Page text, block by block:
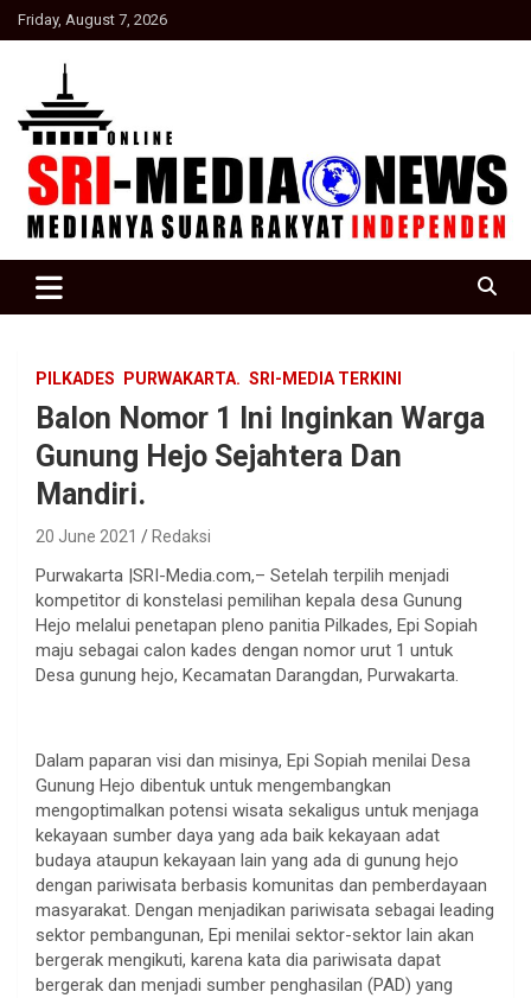
Skip
to
Friday, August 7, 2026
SRI Media news
PILKADES PURWAKARTA. SRI-MEDIA TERKINI
Balon Nomor 1 Ini Inginkan Warga
Gunung Hejo Sejahtera Dan
Mandiri.
20 June 2021 Redaksi
Purwakarta |SRI-Media.com,– Setelah terpilih menjadi
kompetitor di konstelasi pemilihan kepala desa Gunung
Hejo melalui penetapan pleno panitia Pilkades, Epi Sopiah
maju sebagai calon kades dengan nomor urut 1 untuk
Desa gunung hejo, Kecamatan Darangdan, Purwakarta.
Dalam paparan visi dan misinya, Epi Sopiah menilai Desa
Gunung Hejo dibentuk untuk mengembangkan
mengoptimalkan potensi wisata sekaligus untuk menjaga
kekayaan sumber daya yang ada baik kekayaan adat
budaya ataupun kekayaan lain yang ada di gunung hejo
dengan pariwisata berbasis komunitas dan pemberdayaan
masyarakat. Dengan menjadikan pariwisata sebagai leading
sektor pembangunan, Epi menilai sektor-sektor lain akan
bergerak mengikuti, karena kata dia pariwisata dapat
bergerak dan menjadi sumber penghasilan (PAD) yang